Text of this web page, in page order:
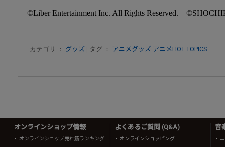
©Liber Entertainment Inc. All Rights Reserved.
カテゴリ ： グッズ | タグ ： アニメグッズ アニメHOT TOPICS
オンラインショップ情報
オンラインショップ売れ筋ランキング
よくあるご質問 (Q&A)
オンラインショッピング
音